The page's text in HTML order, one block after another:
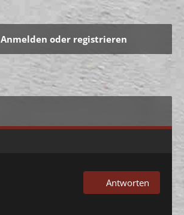
Anmelden oder registrieren
Antworten